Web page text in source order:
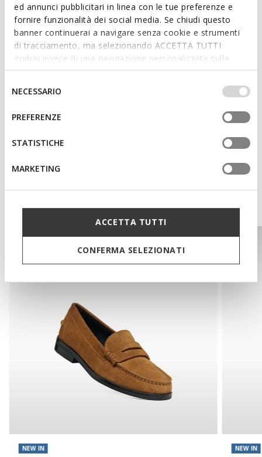
ed annunci pubblicitari in linea con le tue preferenze e
fornire funzionalità dei social media. Se chiudi questo
banner continuerai a navigare senza cookie e strumenti
di tracciamento, ma selezionando ACCETTA TUTTI
godrai invece di una navigazione personalizzata sulla
base dei tuoi gusti ed interessi. Selezionando
IMPOSTAZIONI potrai anche scegliere quali cookies ed
altri strumenti di tracciamento autorizzare. Per maggiori
informazioni o per modificare in qualsiasi momento le
tue impostazioni, visita la nostra
del
consenso
NECESSARIO
PREFERENZE
STATISTICHE
MARKETING
ACCETTA TUTTI
CONFERMA SELEZIONATI
Quick and easy to put on
Thickness of sole: 1 cm / 0.4"
Slip-on design allows you to slide the foot in swiftly;
Removable insole
Technologies
NEW IN NEW IN